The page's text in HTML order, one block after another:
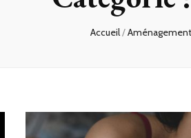
Accueil/Aménagement